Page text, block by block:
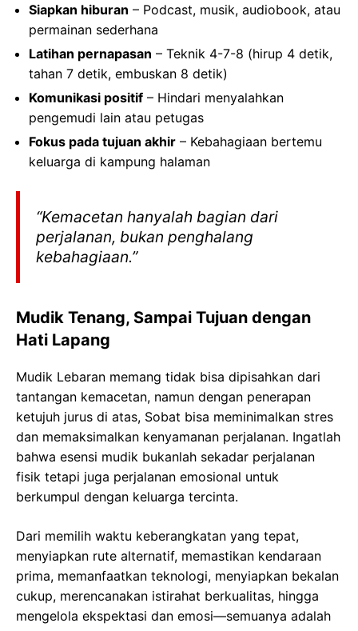
Siapkan hiburan – Podcast, musik, audiobook, atau
permainan sederhana
Latihan pernapasan – Teknik 4-7-8 (hirup 4 detik,
tahan 7 detik, embuskan 8 detik)
Komunikasi positif – Hindari menyalahkan
pengemudi lain atau petugas
Fokus pada tujuan akhir – Kebahagiaan bertemu
keluarga di kampung halaman
“Kemacetan hanyalah bagian dari
perjalanan, bukan penghalang
kebahagiaan.”
Mudik Tenang, Sampai Tujuan dengan
Hati Lapang
Mudik Lebaran memang tidak bisa dipisahkan dari
tantangan kemacetan, namun dengan penerapan
ketujuh jurus di atas, Sobat bisa meminimalkan stres
dan memaksimalkan kenyamanan perjalanan. Ingatlah
bahwa esensi mudik bukanlah sekadar perjalanan
fisik tetapi juga perjalanan emosional untuk
berkumpul dengan keluarga tercinta.
Dari memilih waktu keberangkatan yang tepat,
menyiapkan rute alternatif, memastikan kendaraan
prima, memanfaatkan teknologi, menyiapkan bekalan
cukup, merencanakan istirahat berkualitas, hingga
mengelola ekspektasi dan emosi—semuanya adalah